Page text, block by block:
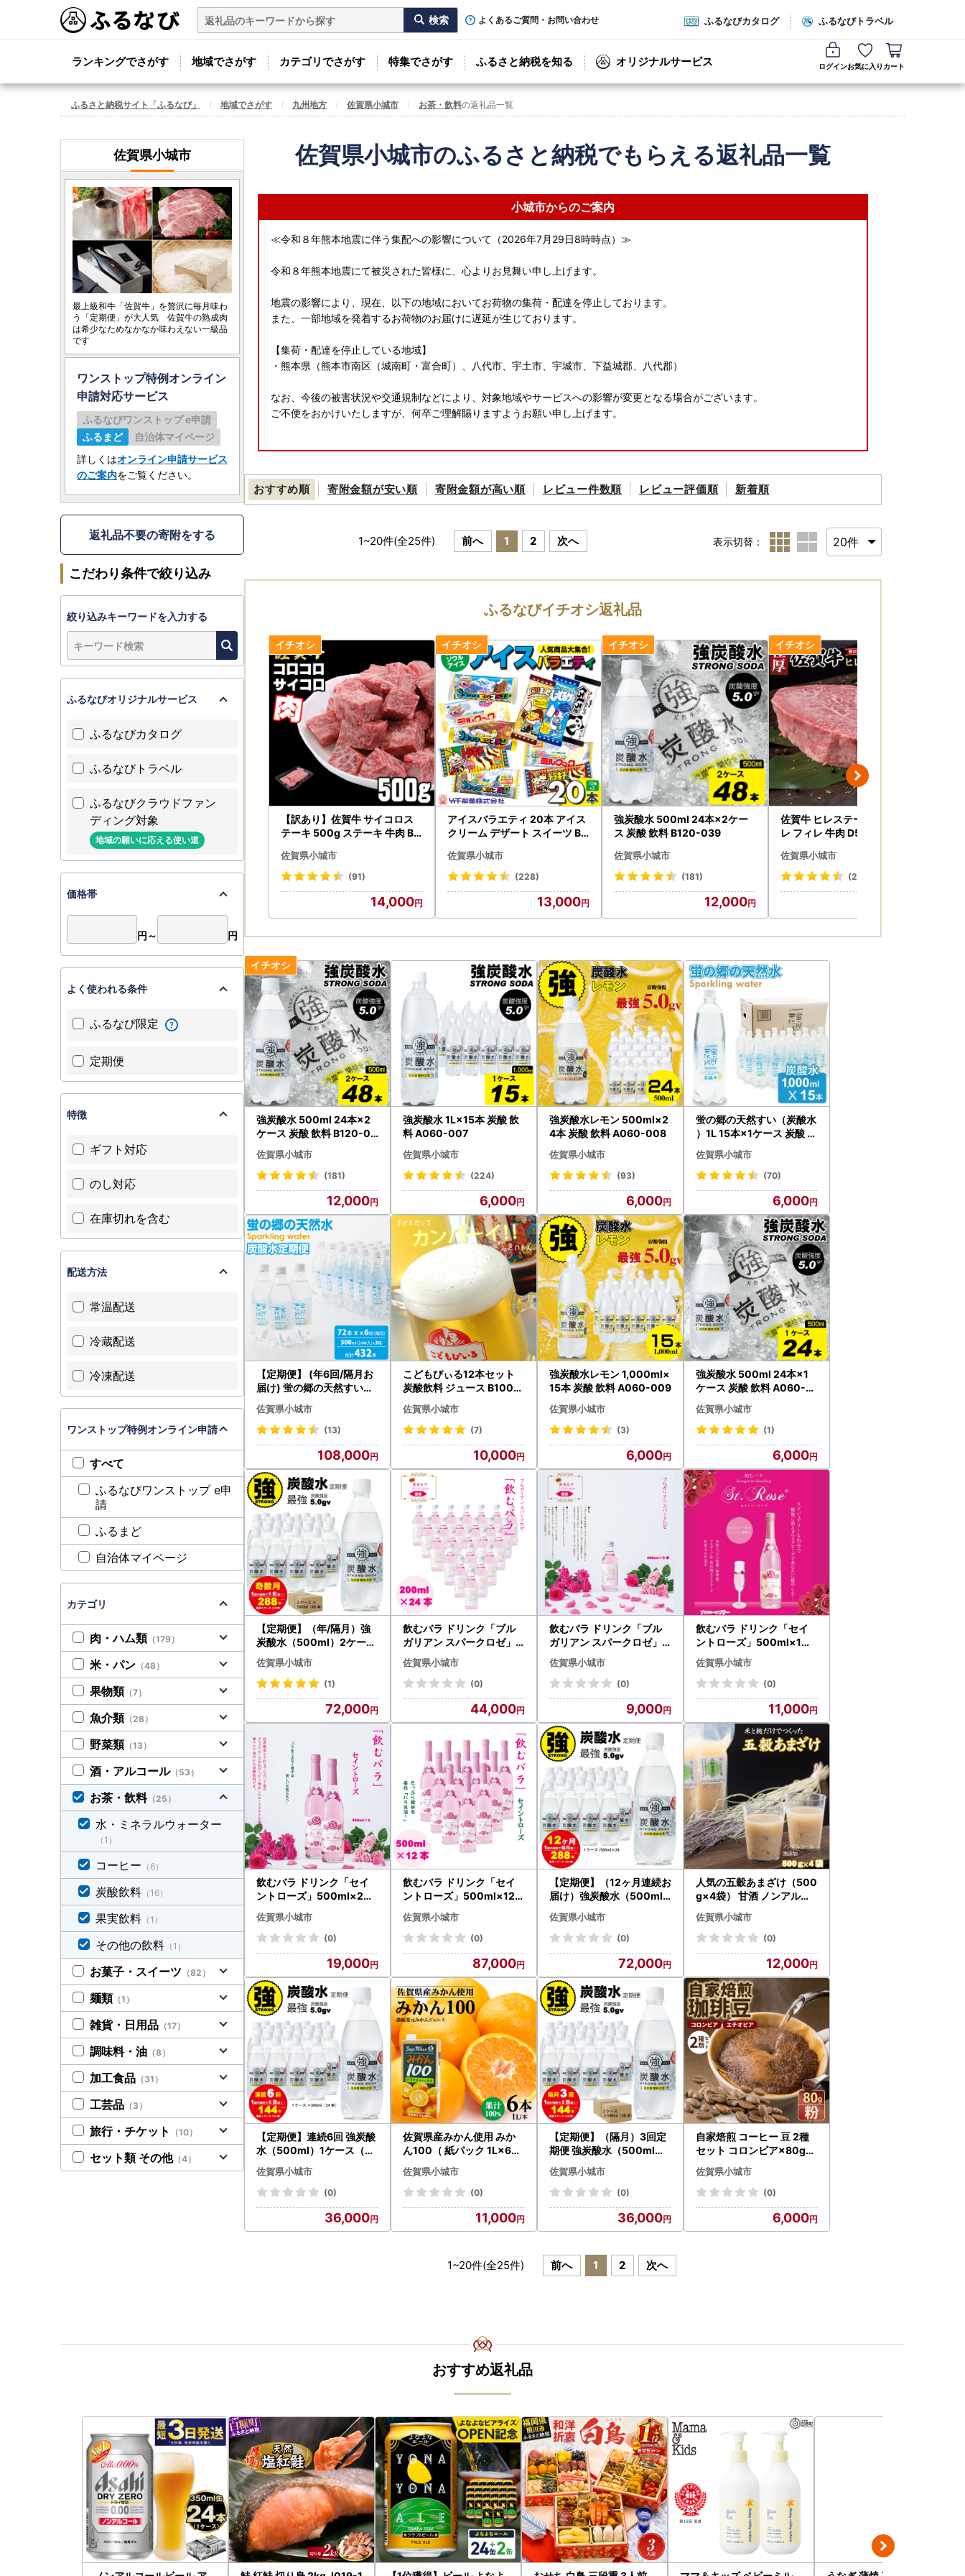
よくあるご質問・お問い合わせ ふるなびカタログ ふるなびトラベル
ランキングでさがす 地域でさがす カテゴリでさがす 特集でさがす ふるさと納税を知る オリジナルサービス ログインお気に入り カート
ふるさと納税サイト「ふるなび」 地域でさがす 九州地方 佐賀県小城市 お茶・飲料の返礼品一覧
佐賀県小城市のふるさと納税でもらえる返礼品一覧
小城市からのご案内
≪令和８年熊本地震に伴う集配への影響について（2026年7月29日8時時点）≫
令和８年熊本地震にて被災された皆様に、心よりお見舞い申し上げます。
地震の影響により、現在、以下の地域においてお荷物の集荷・配達を停止しております。
また、一部地域を発着するお荷物のお届けに遅延が生じております。
【集荷・配達を停止している地域】
・熊本県（熊本市南区（城南町・富合町）、八代市、宇土市、宇城市、下益城郡、八代郡）
なお、今後の被害状況や交通規制などにより、対象地域やサービスへの影響が変更となる場合がございます。
ご不便をおかけいたしますが、何卒ご理解賜りますようお願い申し上げます。
・配送休止期間：8月8日（土）～8月16日（日）
※夏季休業期間中の配送は控えさせていただきます。
※返礼品によっては夏季休業期間中に配送となるお品がございます。
※お問い合わせ（メール・TEL）につきましては、土・日・祝日は対応しておりません。
（単品）返礼品の到着が確認できていない場合、ご寄附の入金日から１年間は配送業者まで含めた確認が可能です。１年経過以降
については、返礼品の再送等お受けできかねますので、配送通知メール等も含め、寄附者様でも改めてご確認ください。
（定期便）定期便をご申請の方で、特別な事由で一時的に配送を停止する場合、再送可能な期間は、対象の配送予定月から起算し
て、1年間を上限とします。
お米の保管方法と交換期間について
お届けしたお米はすぐに開封後、他の容器に移し替え、冷蔵での保存をお願いいたします。お届けした時点でお米に異常がござい
ましたら、すぐにご連絡下さい。
【お届け日より1ヶ月】を経過した場合、交換出来かねますので何卒ご了承下さい。
次の場合による再送はいたしかねますのでご了承ください。
■事前にご連絡をいただいていない転居・長期不在によりお受けができなかった場合
■受取人様のご都合により日数が経過し、お受け取りになる返礼品に傷みがあった場合
【注意】「転居転送サービス」有料化について
2023年6月1日（木）受付分から、荷物の送り状に記載された住所以外にお届け先を変更（転送）する場合、送り状記載のお届け
でも、お届け先の方に配送代金をご負担頂くようになりますので、十分にご注意の上、お申込みいただきますようお願い申し上げ
ます。
◆ ワンストップ特例申請書取得方法 ◆
お申込の際に、「ワンストップ特例申請書を要望する」とされた方につきましては、ご入金確認後必ずお送りしますので、当市指
定の申請書をご利用いただきますようお願いします。
申請書と一緒にワンストップ特例申請の手順書をお送りしていますので、ご確認ください。
（申請には、「スマホで完結IAM」か「従来の申請方法」が選べます。）
【ワンストップ受付確認窓口（ふるまど）を開設】
※ワンストップ受理確認は、申請書の「受理が完了」したことを確認するものです。書類が到着したかどうかの確認はできませ
ん。受理手続が完了次第の確認となりますのでご承知おきください。（1月は受理手続に時間がかかります。）
※申請書のダウンロードは、申込即日は行えません。翌営業日以降となりますので、数日あけていただきますようお願いします。
【できること】
●ワンストップ受付確認
●ワンストップ申請書のダウンロード
こちらをクリックすると「ふるまど」ページに移動します。
【ふるさと納税詐欺・偽サイトにご注意ください！】
ふるさと納税を割引で取り扱っているように見せかけた詐欺・偽サイトが発見されましたので、十分、ご注意ください。小城市の
ふるさと納税とは一切関係がございません。
ワンストップ申請書の受付済通知について
ワンストップ特例申請書を当市にご提出頂き、受付を完了後、メールにて受付完了のご連絡をお送りいたします。
メールでのご連絡がつかなかった方につきましては、文書をお送りいたします。
また、文書を希望される場合は、別途対応いたしますのでご連絡ください。
■ 寄附全般（申し込み、ご入金、その他）に関するお問合せ 【 小城市ふるさと納税 サポート室 】
・電話 0955-58-9696 （受付時間：平日9時～18時 ※特定休業期間を除く）
・FAX 050-3606-3392
・メール support@furusato-ogi.jp
/////////////////////////////////////////////////////////////////////////////////
■ お礼の品（配送その他）に関するお問合せ 【 小城市返礼品センター 】
・電話 0952-63-9654 （受付時間：平日9時00分～17時45分 ※特定休業期間を除く）
・FAX 0952-63-9653
・メール ogi@frst-support.co.jp
/////////////////////////////////////////////////////////////////////////////////
おすすめ順 寄附金額が安い順 寄附金額が高い順 レビュー件数順 レビュー評価順 新着順
1~20件(全25件) 前へ 1 2 次へ 表示切替：
ふるなびイチオシ返礼品
【訳あり】佐賀牛 サイコロス
テーキ 500g ステーキ 牛肉 B1
佐賀県小城市
(91)
14,000
アイスバラエティ 20本 アイス
クリーム デザート スイーツ B1
佐賀県小城市
(228)
13,000
強炭酸水 500ml 24本×2ケー
ス 炭酸 飲料 B120-039
佐賀県小城市
(181)
12,000
佐賀牛 ヒレステーキ 480g ヒ
レ フィレ 牛肉 D500-002
佐賀県小城市
(21)
強炭酸水 500ml 24本×2
ケース 炭酸 飲料 B120-03
佐賀県小城市
(181)
12,000
強炭酸水 1L×15本 炭酸 飲
料 A060-007
佐賀県小城市
(224)
6,000
強炭酸水レモン 500ml×2
4本 炭酸 飲料 A060-008
佐賀県小城市
(93)
6,000
蛍の郷の天然すい（炭酸水
）1L 15本×1ケース 炭酸 飲
料 A060-013
佐賀県小城市
(70)
6,000
【定期便】 (年6回/隔月お
届け) 蛍の郷の天然すい（
炭酸水500mlｘ24本) x 3
ケース 偶数月 炭酸 Q108-
003
佐賀県小城市
(13)
108,000
こどもびぃる12本セット
炭酸飲料 ジュース B100-
佐賀県小城市
(7)
10,000
強炭酸水レモン 1,000ml×
15本 炭酸 飲料 A060-009
佐賀県小城市
(3)
6,000
強炭酸水 500ml 24本×1
ケース 炭酸 飲料 A060-0
佐賀県小城市
(1)
6,000
【定期便】（年/隔月）強
炭酸水（500ml）2ケース
（48本入り）×6回 炭酸 飲
料 Q072-003
佐賀県小城市
(1)
72,000
飲むバラ ドリンク「ブル
ガリアン スパークロゼ」2
00ml×24本 美容 炭酸 D4
40-002
佐賀県小城市
(0)
44,000
飲むバラ ドリンク「ブル
ガリアン スパークロゼ」2
00ml×3本 美容 A090-00
9
佐賀県小城市
(0)
9,000
飲むバラ ドリンク「セイ
ントローズ」500ml×1本
美容 B110-007
佐賀県小城市
(0)
11,000
飲むバラ ドリンク「セイ
ントローズ」500ml×2本
美容 B190-014
佐賀県小城市
(0)
19,000
飲むバラ ドリンク「セイ
ントローズ」500ml×12本
美容 E870-001
佐賀県小城市
(0)
87,000
【定期便】（12ヶ月連続お
届け）強炭酸水（500ml
）1ケース（24本入り）×1
2回 炭酸 飲料 Q072-002
佐賀県小城市
(0)
72,000
人気の五穀あまざけ（500
g×4袋） 甘酒 ノンアルコ
ール あま酒 甘酒 そよかぜ
B120-071
佐賀県小城市
(0)
12,000
【定期便】連続6回 強炭酸
水（500ml）1ケース（計
24本） 炭酸 飲料 Q036-0
03
佐賀県小城市
(0)
36,000
佐賀県産みかん使用 みか
ん100（ 紙パック 1L×6本
） ジュース B110-044
佐賀県小城市
(0)
11,000
【定期便】（隔月）3回定
期便 強炭酸水（500ml）2
ケース（計48本） 炭酸 飲
料 Q036-002
佐賀県小城市
(0)
36,000
自家焙煎 コーヒー 豆 2種
セット コロンビア×80g、
エチオピア×80g （粉）コ
ーヒー A060-018
佐賀県小城市
(0)
6,000
1~20件(全25件) 前へ 1 2 次へ
佐賀県小城市
最上級和牛「佐賀牛」を贅沢に毎月味わ
う「定期便」が大人気 佐賀牛の熟成肉
は希少なためなかなか味わえない一級品
です
ワンストップ特例オンライン
申請対応サービス
ふるなびワンストップ e申請
ふるまど
自治体マイページ
詳しくはオンライン申請サービス
のご案内をご覧ください。
返礼品不要の寄附をする
こだわり条件で絞り込み
絞り込みキーワードを入力する
ふるなびオリジナルサービス
ふるなびカタログ
ふるなびトラベル
ふるなびクラウドファン
ディング対象
地域の願いに応える使い道
価格帯
円～ 円
よく使われる条件
ふるなび限定
定期便
特徴
ギフト対応
のし対応
在庫切れを含む
配送方法
常温配送
冷蔵配送
冷凍配送
ワンストップ特例オンライン申請
すべて
ふるなびワンストップ e申
請
ふるまど
自治体マイページ
カテゴリ
肉・ハム類 （179）
米・パン （48）
果物類 （7）
魚介類 （28）
野菜類 （13）
酒・アルコール（53）
お茶・飲料（25）
水・ミネラルウォーター
（1）
コーヒー （6）
炭酸飲料 （16）
果実飲料 （1）
その他の飲料 （1）
お菓子・スイーツ （82）
麺類 （1）
雑貨・日用品 （17）
調味料・油 （8）
加工食品 （31）
工芸品 （3）
旅行・チケット （10）
セット類 その他（4）
おすすめ返礼品